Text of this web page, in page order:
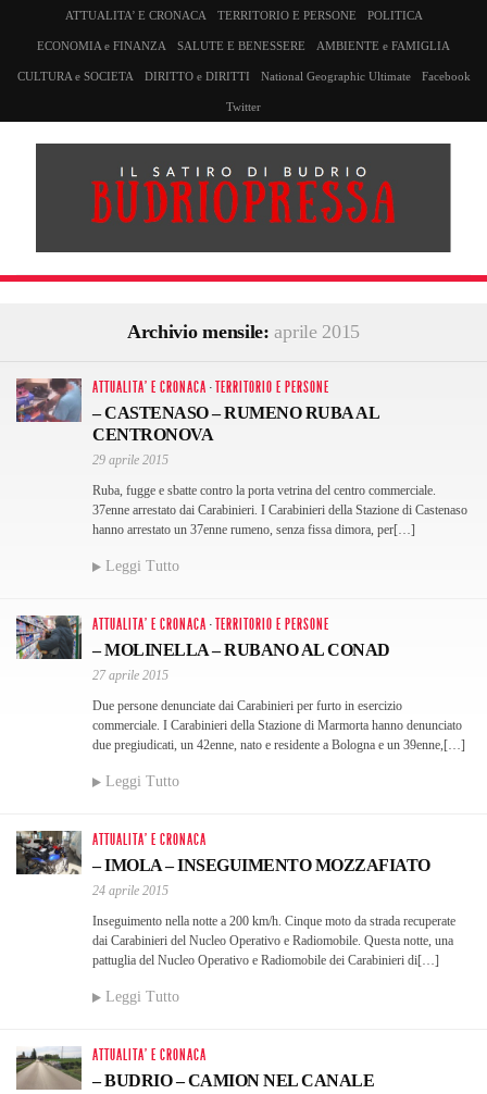
ATTUALITA’ E CRONACA TERRITORIO E PERSONE POLITICA
ECONOMIA e FINANZA SALUTE E BENESSERE AMBIENTE e FAMIGLIA
CULTURA e SOCIETA DIRITTO e DIRITTI National Geographic Ultimate Facebook
Twitter
Archivio mensile:aprile 2015
ATTUALITA' E CRONACA ·TERRITORIO E PERSONE
– CASTENASO – RUMENO RUBA AL
CENTRONOVA
29 aprile 2015
Ruba, fugge e sbatte contro la porta vetrina del centro commerciale.
37enne arrestato dai Carabinieri. I Carabinieri della Stazione di Castenaso
hanno arrestato un 37enne rumeno, senza fissa dimora, per[…]
Leggi Tutto
ATTUALITA' E CRONACA ·TERRITORIO E PERSONE
– MOLINELLA – RUBANO AL CONAD
27 aprile 2015
Due persone denunciate dai Carabinieri per furto in esercizio
commerciale. I Carabinieri della Stazione di Marmorta hanno denunciato
due pregiudicati, un 42enne, nato e residente a Bologna e un 39enne,[…]
Leggi Tutto
ATTUALITA' E CRONACA
– IMOLA – INSEGUIMENTO MOZZAFIATO
24 aprile 2015
Inseguimento nella notte a 200 km/h. Cinque moto da strada recuperate
dai Carabinieri del Nucleo Operativo e Radiomobile. Questa notte, una
pattuglia del Nucleo Operativo e Radiomobile dei Carabinieri di[…]
Leggi Tutto
ATTUALITA' E CRONACA
– BUDRIO – CAMION NEL CANALE